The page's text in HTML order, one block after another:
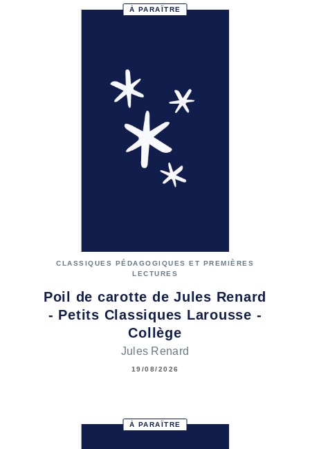
À PARAÎTRE
CLASSIQUES PÉDAGOGIQUES ET PREMIÈRES
LECTURES
Poil de carotte de Jules Renard
- Petits Classiques Larousse -
Collège
Jules Renard
19/08/2026
À PARAÎTRE